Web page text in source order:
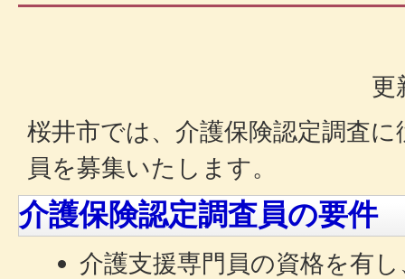
更
桜井市では、介護保険認定調査
員を募集いたします。
介護保険認定調査員の要件
介護支援専門員の資格を有